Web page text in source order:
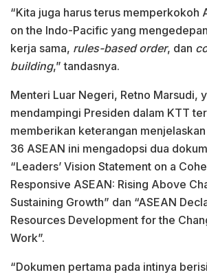
“Kita juga harus terus memperkokoh
on the Indo-Pacific yang
kerja sama, rules-based order, dan
building,” tandasnya.
Menteri Luar Negeri, Retno Marsudi,
mendampingi Presiden dalam KTT
memberikan keterangan
36 ASEAN ini mengadopsi dua
“Leaders’ Vision Statement on a
Responsive ASEAN: Rising Above
Sustaining Growth” dan “ASEAN
Resources Development for the
Work”.
“Dokumen pertama pada intinya